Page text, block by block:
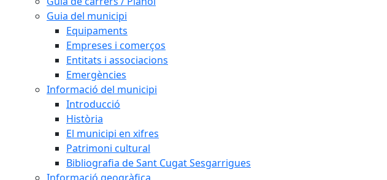
Guia del municipi
Equipaments
Empreses i comerços
Entitats i associacions
Emergències
Informació del municipi
Introducció
Història
El municipi en xifres
Patrimoni cultural
Bibliografia de Sant Cugat Sesgarrigues